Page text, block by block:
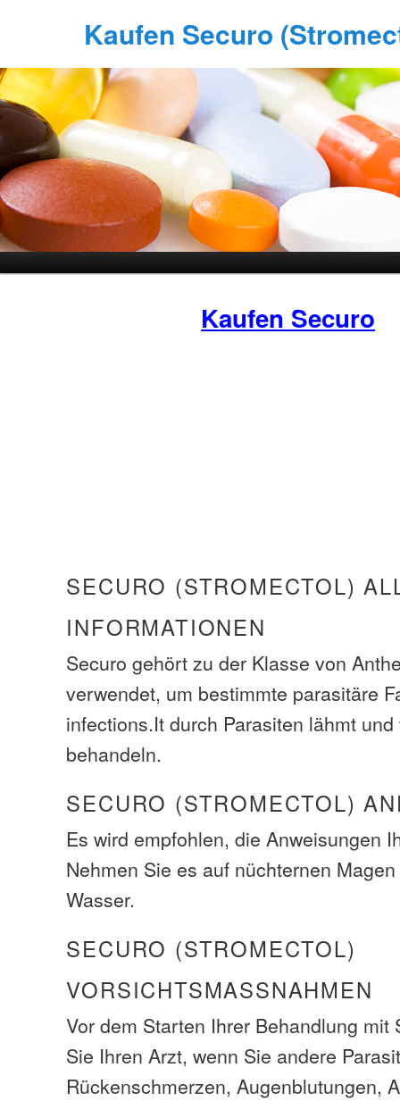
Kaufen Securo
Kaufen Securo
SECURO (STROMECTOL)
INFORMATIONEN
Securo gehört zu der Klasse von
verwendet, um bestimmte parasitäre
infections.It durch Parasiten lähmt
behandeln.
SECURO (STROMECTOL)
Es wird empfohlen, die Anweisungen
Nehmen Sie es auf nüchternen
Wasser.
SECURO (STROMECTOL)
VORSICHTSMASSNAHMEN
Vor dem Starten Ihrer Behandlung mit
Sie Ihren Arzt, wenn Sie andere
Rückenschmerzen, Augenblutungen,